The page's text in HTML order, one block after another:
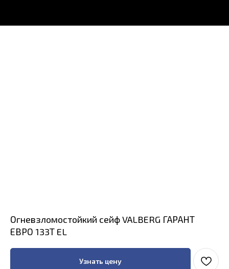
Огневзломостойкий сейф VALBERG ГАРАНТ
ЕВРО 133Т EL
Узнать цену